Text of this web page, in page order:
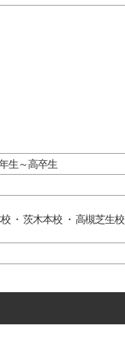
生～高卒生
・茨木本校 ・高槻芝生校